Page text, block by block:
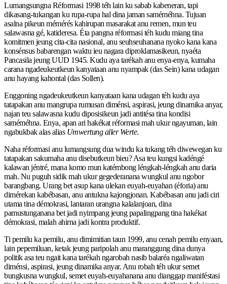
Lumangsungna Réformasi 1998 téh lain ku sabab kabeneran, tapi
dikasang-tukangan ku rupa-rupa hal dina jaman saméméhna. Tujuan
asalna pikeun mémérés kahirupan masarakat anu remen, mun teu
salawasna gé, katideresa. Éta pangna réformasi téh kudu miang tina
komitmen jeung cita-cita nasional, anu seuhseuhanana nyoko kana kana
konsénsus babarengan waktu ieu nagara diproklamasikeun, nyaéta
Pancasila jeung UUD 1945. Kudu aya tarékah anu enya-enya, kumaha
carana ngadeukeutkeun kanyataan anu nyampak (das Sein) kana udagan
anu hayang kahontal (das Sollen).
Enggoning ngadeukeutkeun kanyataan kana udagan téh kudu aya
tatapakan anu mangrupa rumusan diménsi, aspirasi, jeung dinamika anyar,
najan teu salawasna kudu diposisikeun jadi antitésa tina kondisi
saméméhna. Enya, apan ari hakékat réformasi mah ukur ngayuman, lain
ngabukbak alas alias Umwertung aller Werte.
Naha réformasi anu lumangsung dua windu ka tukang téh diwewegan ku
tatapakan sakumaha anu disebutkeun bieu? Asa teu kungsi kadéngé
kalawan jéntré, mana komo mun katémbong léngkah-léngkah anu daria
mah. Nu puguh sidik mah ukur gegederanana wungkul anu ngobor
barangbang. Urang bet asup kana ulekan euyah-euyahan (éforia) anu
dimérekan kabébasan, anu antukna kajongjonan. Kabébasan anu jadi ciri
utama tina démokrasi, lantaran urangna kalalanjoan, dina
pamustunganana bet jadi nyimpang jeung papalingpang tina hakékat
démokrasi, malah ahirna jadi kontra produktif.
Ti pemilu ka pemilu, anu dimimitian taun 1999, anu cenah pemilu enyaan,
lain pepemiluan, ketak jeung paripolah anu maranggung dina dunya
politik asa teu ngait kana tarékah ngarobah nasib balaréa ngaliwatan
diménsi, aspirasi, jeung dinamika anyar. Anu robah téh ukur semet
bungkusna wungkul, semet euyah-euyahanana anu dianggap maniféstasi